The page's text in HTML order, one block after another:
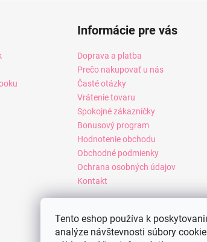
Tento eshop používa k
analýze návštevnosti súbory
Informácie pre vás
Doprava a platba
Prečo nakupovať u nás
Časté otázky
Vrátenie tovaru
Spokojné zákazníčky
Bonusový program
Hodnotenie obchodu
Obchodné podmienky
Ochrana osobných údajov
Kontakt